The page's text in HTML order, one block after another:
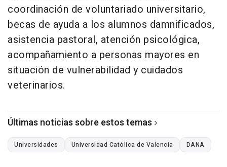
coordinación de voluntariado universitario,
becas de ayuda a los alumnos damnificados,
asistencia pastoral, atención psicológica,
acompañamiento a personas mayores en
situación de vulnerabilidad y cuidados
veterinarios.
Últimas noticias sobre estos temas
Universidades Universidad Católica de Valencia DANA